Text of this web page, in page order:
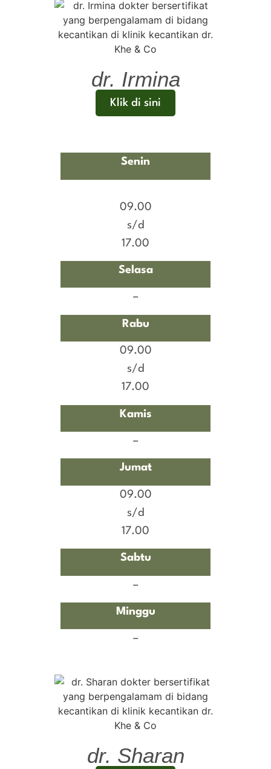
dr. Irmina
Klik di sini
Senin
09.00
s/d
17.00
Selasa
–
Rabu
09.00
s/d
17.00
Kamis
–
Jumat
09.00
s/d
17.00
Sabtu
–
Minggu
–
dr. Sharan